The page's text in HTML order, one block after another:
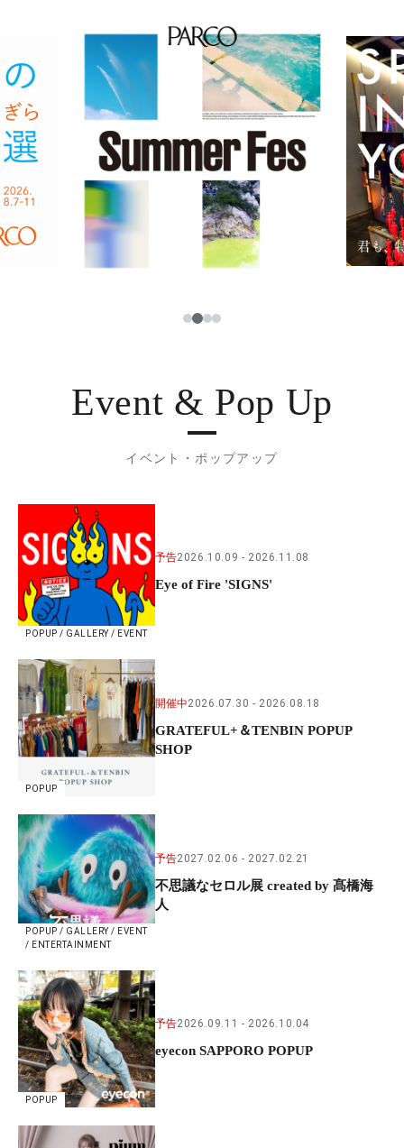
レストラン・カフェ
TAX FREE
PARCOメンバーズ
日本語
123
Event & Pop Up
イベント・ポップアップ
POPUP / GALLERY / EVENT
予告2026.10.09 2026.11.08
Eye of Fire 'SIGNS'
POPUP
開催中2026.07.30 2026.08.18
GRATEFUL+＆TENBIN POPUP
SHOP
POPUP / GALLERY / EVENT
/ ENTERTAINMENT
予告2027.02.06 2027.02.21
不思議なセロル展 created by 髙橋海
人
POPUP
予告2026.09.11 2026.10.04
eyecon SAPPORO POPUP